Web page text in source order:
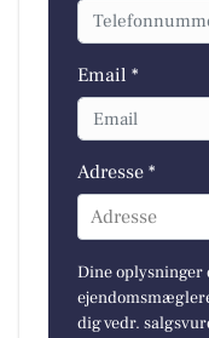
Email *
Adresse *
Adresse
Dine oplysninger
dig vedr.